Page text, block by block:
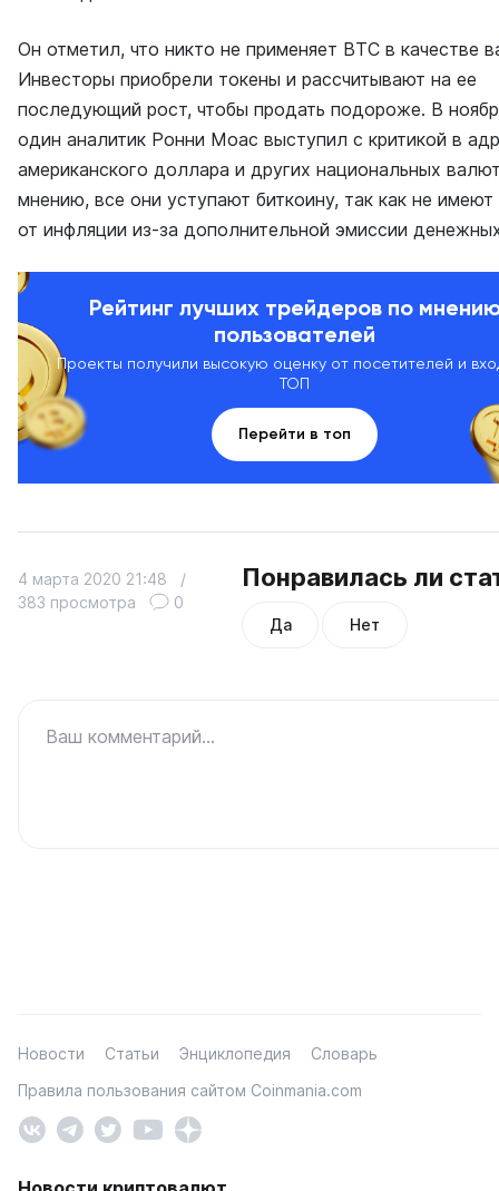
Он отметил, что никто не применяет BTC в качестве
Инвесторы приобрели токены и рассчитывают на ее
последующий рост, чтобы продать подороже. В
один аналитик Ронни Моас выступил с критикой в
американского доллара и других национальных
мнению, все они уступают биткоину, так как не
от инфляции из-за дополнительной эмиссии
Рейтинг лучших трейдеров по
пользователей
Проекты получили высокую оценку от посетителей и
ТОП
Перейти в топ
Понравилась ли
Да Нет
4 марта 2020 21:48
/
383 просмотра
0
Ваш комментарий...
Новости Статьи Энциклопедия
Словарь
Правила пользования сайтом Coinmania.com